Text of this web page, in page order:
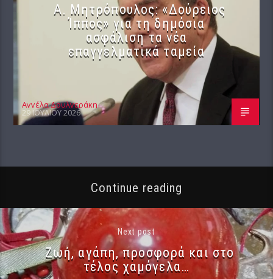
Α. Μητρόπουλος: «Δούρειος
Ίππος» για τη δημόσια
ασφάλιση τα νέα
επαγγελματικά ταμεία
Αγγέλα Δουλγεράκη
29 ΙΟΥΛΊΟΥ 2026
Continue reading
Next post
Ζωή, αγάπη, προσφορά και στο
τέλος χαμόγελα…